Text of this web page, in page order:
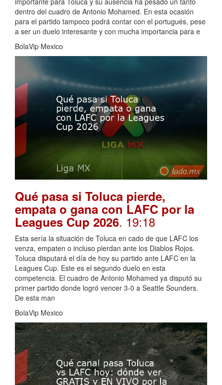
dentro del cuadro de Antonio Mohamed. En esta ocasión
para el partido tampoco podrá contar con el portugués, pese
a ser un duelo interesante y con mucha importancia para e
BolaVip Mexico
Qué pasa si Toluca pierde,
empata o gana con LAFC por la
Leagues Cup 2026. 19:18
Esta sería la situación de Toluca en cado de que LAFC los
venza, empaten o incluso pierdan ante los Diablos Rojos.
Toluca disputará el día de hoy su partido ante LAFC en la
Leagues Cup. Este es el segundo duelo en esta
competencia. El cuadro de Antonio Mohamed ya disputó su
primer partido donde logró vencer 3-0 a Seattle Sounders.
De esta man
BolaVip Mexico